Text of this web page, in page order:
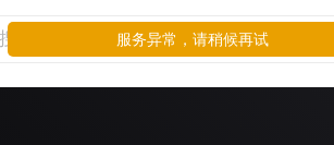
服务异常，请稍候再试